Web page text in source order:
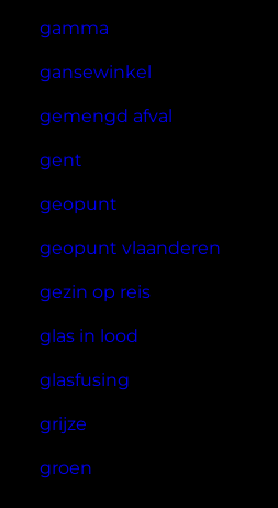
gamma
gansewinkel
gemengd afval
gent
geopunt
geopunt vlaanderen
gezin op reis
glas in lood
glasfusing
grijze
groen